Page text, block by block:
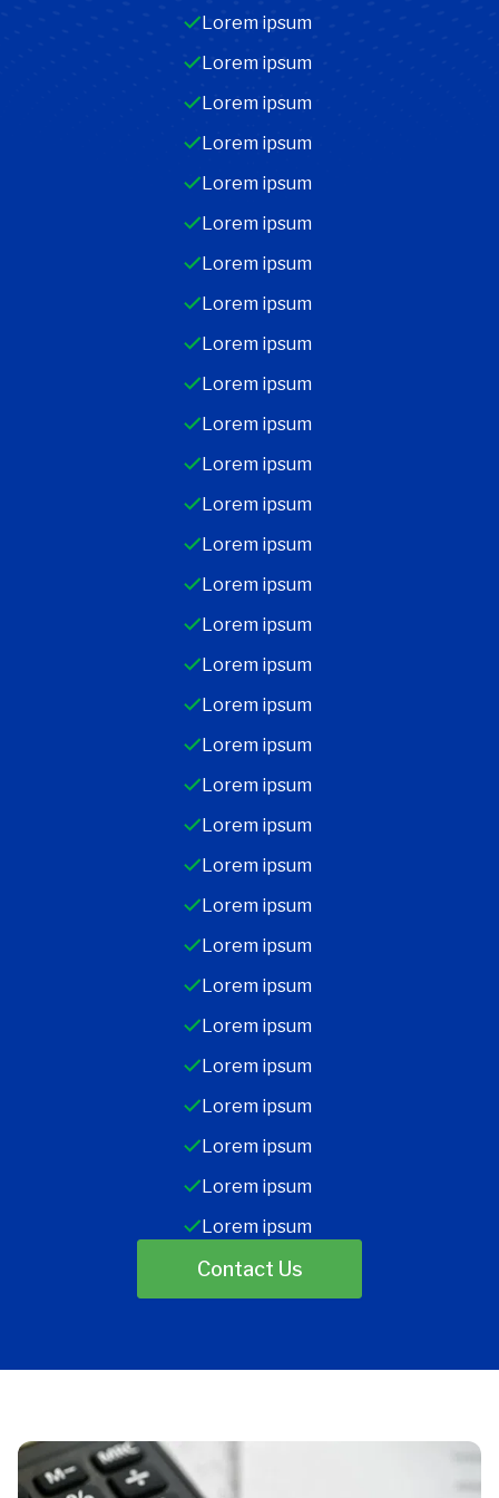
Lorem ipsum
Lorem ipsum
Lorem ipsum
Lorem ipsum
Lorem ipsum
Lorem ipsum
Lorem ipsum
Lorem ipsum
Lorem ipsum
Lorem ipsum
Lorem ipsum
Lorem ipsum
Lorem ipsum
Lorem ipsum
Lorem ipsum
Lorem ipsum
Lorem ipsum
Lorem ipsum
Lorem ipsum
Lorem ipsum
Lorem ipsum
Lorem ipsum
Lorem ipsum
Lorem ipsum
Lorem ipsum
Lorem ipsum
Lorem ipsum
Lorem ipsum
Lorem ipsum
Lorem ipsum
Lorem ipsum
Contact Us